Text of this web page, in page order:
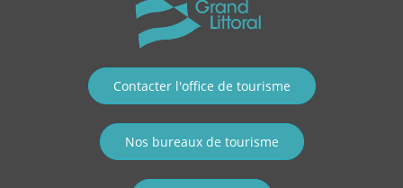
Contacter l'office de tourisme
Nos bureaux de tourisme